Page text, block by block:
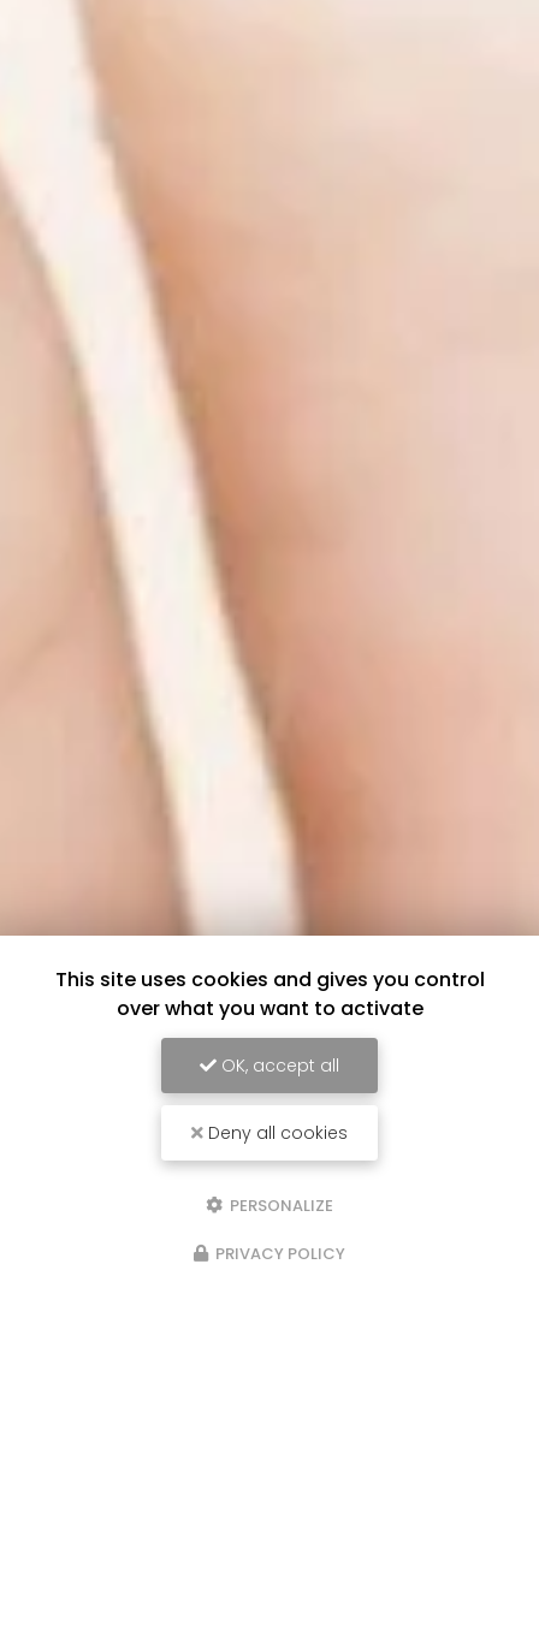
This site uses cookies and gives you control
over what you want to activate
OK, accept all
Deny all cookies
PERSONALIZE
PRIVACY POLICY